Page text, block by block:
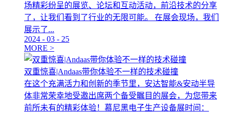
场精彩纷呈的展览、论坛和互动活动，前沿技术的分享
了，让我们看到了行业的无限可能。 在展会现场，我们
展示了...
2024 - 03 - 25
MORE >
双重惊喜|Andaas带你体验不一样的技术碰撞
在这个充满活力和创新的季节里，安达智能&安动半导
体非常荣幸地受邀出席两个备受瞩目的展会，为您带来
前所未有的精彩体验！慕尼黑电子生产设备展时间：